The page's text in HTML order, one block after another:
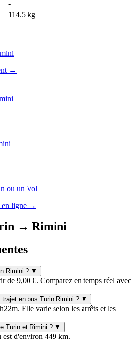
-
114.5 kg
→
ou un Vol
en ligne →
→ Rimini
Rimini ? ▼
de 9,00 €. Comparez en temps réel avec
en bus Turin Rimini ? ▼
Elle varie selon les arrêts et les
Turin et Rimini ? ▼
est d'environ 449 km.